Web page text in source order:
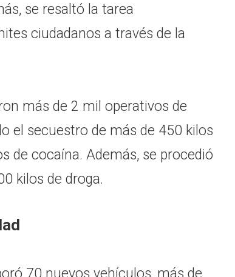
se resaltó la tarea
ciudadanos a través de la
más de 2 mil operativos de
el secuestro de más de 450 kilos
de cocaína. Además, se procedió
kilos de droga.
70 nuevos vehículos, más de